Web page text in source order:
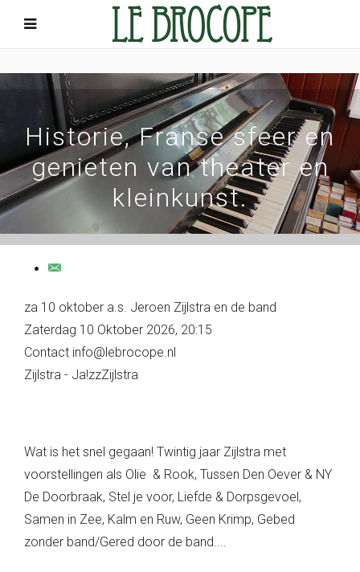
Historie, Franse sfeer en
genieten van theater en
kleinkunst.
za 10 oktober a.s. Jeroen Zijlstra en de band
Zaterdag 10 Oktober 2026, 20:15
Contact info@lebrocope.nl
Zijlstra - Ja!zzZijlstra
Wat is het snel gegaan! Twintig jaar Zijlstra met
voorstellingen als Olie & Rook, Tussen Den Oever & NY
De Doorbraak, Stel je voor, Liefde & Dorpsgevoel,
Samen in Zee, Kalm en Ruw, Geen Krimp, Gebed
zonder band/Gered door de band....